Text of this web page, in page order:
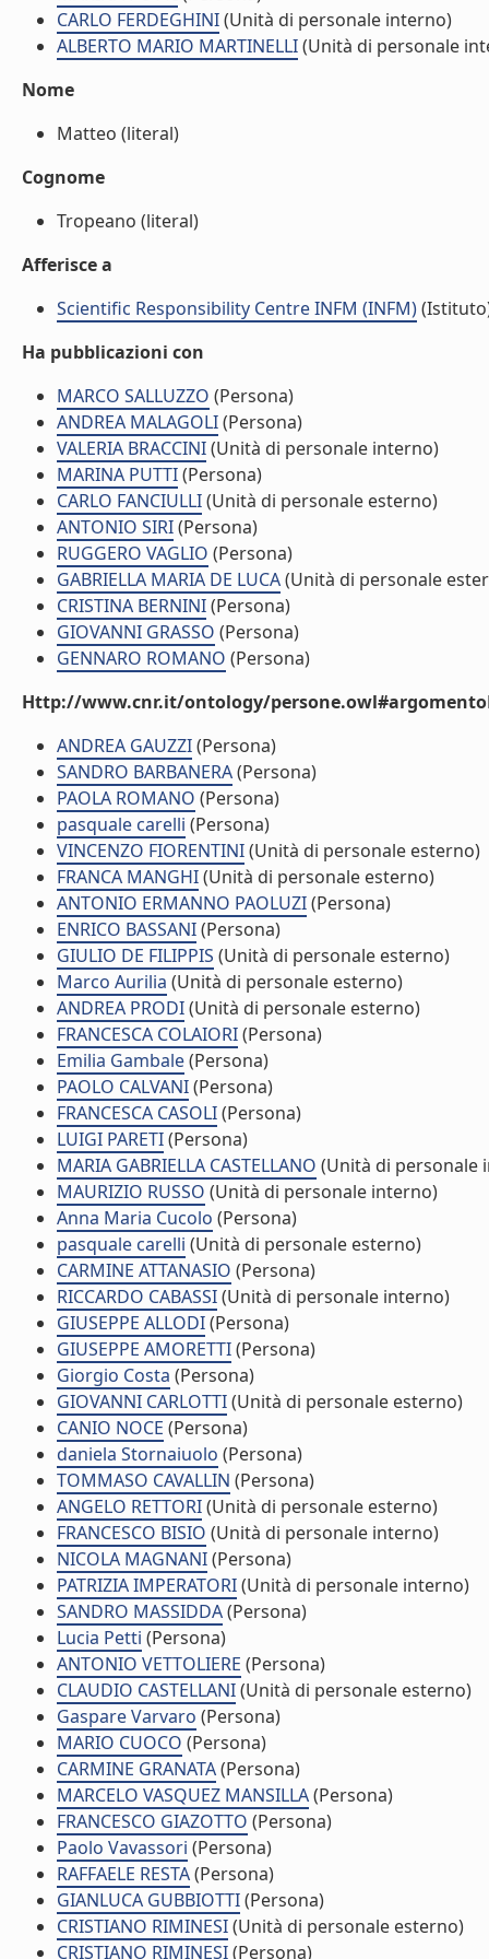
CARLO FERDEGHINI(Unità di personale interno)
ALBERTO MARIO MARTINELLI(Unità di personale
Nome
Matteo (literal)
Cognome
Tropeano (literal)
Afferisce a
Scientific Responsibility Centre INFM (INFM)
Ha pubblicazioni con
MARCO SALLUZZO (Persona)
ANDREA MALAGOLI(Persona)
VALERIA BRACCINI(Unità di personale interno)
MARINA PUTTI(Persona)
CARLO FANCIULLI(Unità di personale esterno)
ANTONIO SIRI(Persona)
RUGGERO VAGLIO (Persona)
GABRIELLA MARIA DE LUCA(Unità di personale
CRISTINA BERNINI(Persona)
GIOVANNI GRASSO (Persona)
GENNARO ROMANO (Persona)
Http://www.cnr.it/ontology/
ANDREA GAUZZI(Persona)
SANDRO BARBANERA(Persona)
PAOLA ROMANO (Persona)
pasquale carelli (Persona)
VINCENZO FIORENTINI(Unità di personale esterno)
FRANCA MANGHI(Unità di personale esterno)
ANTONIO ERMANNO PAOLUZI(Persona)
ENRICO BASSANI(Persona)
GIULIO DE FILIPPIS (Unità di personale esterno)
Marco Aurilia (Unità di personale esterno)
ANDREA PRODI(Unità di personale esterno)
FRANCESCA COLAIORI(Persona)
Emilia Gambale(Persona)
PAOLO CALVANI(Persona)
FRANCESCA CASOLI(Persona)
LUIGI PARETI(Persona)
MARIA GABRIELLA CASTELLANO (Unità di personale
MAURIZIO RUSSO (Unità di personale interno)
Anna Maria Cucolo (Persona)
pasquale carelli (Unità di personale esterno)
CARMINE ATTANASIO (Persona)
RICCARDO CABASSI(Unità di personale interno)
GIUSEPPE ALLODI(Persona)
GIUSEPPE AMORETTI(Persona)
Giorgio Costa (Persona)
GIOVANNI CARLOTTI(Unità di personale esterno)
CANIO NOCE (Persona)
daniela Stornaiuolo (Persona)
TOMMASO CAVALLIN (Persona)
ANGELO RETTORI(Unità di personale esterno)
FRANCESCO BISIO (Unità di personale interno)
NICOLA MAGNANI(Persona)
PATRIZIA IMPERATORI(Unità di personale interno)
SANDRO MASSIDDA(Persona)
Lucia Petti (Persona)
ANTONIO VETTOLIERE (Persona)
CLAUDIO CASTELLANI(Unità di personale esterno)
Gaspare Varvaro (Persona)
MARIO CUOCO (Persona)
CARMINE GRANATA(Persona)
MARCELO VASQUEZ MANSILLA(Persona)
FRANCESCO GIAZOTTO (Persona)
Paolo Vavassori (Persona)
RAFFAELE RESTA(Persona)
GIANLUCA GUBBIOTTI(Persona)
CRISTIANO RIMINESI(Unità di personale esterno)
CRISTIANO RIMINESI(Persona)